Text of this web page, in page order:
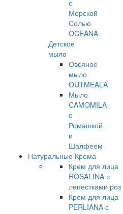
с
Морской
Солью
OCEANA
Детское
мыло
Овсяное
мыло
OUTMEALA
Мыло
CAMOMILA
c
Ромашкой
и
Шалфеем
Натуральные Крема
Крем для лица
ROSALINA с
лепестками роз
Крем для лица
PERLIANA с